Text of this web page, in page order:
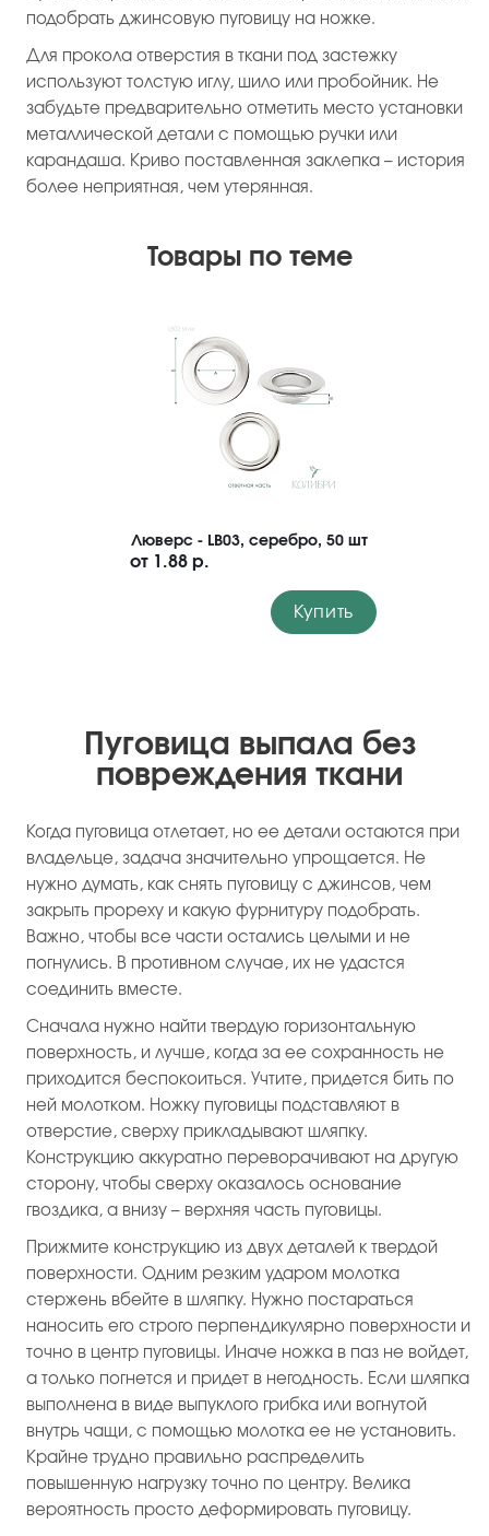
подобрать джинсовую пуговицу на ножке.
Для прокола отверстия в ткани под застежку
используют толстую иглу, шило или пробойник. Не
забудьте предварительно отметить место установки
металлической детали с помощью ручки или
карандаша. Криво поставленная заклепка – история
более неприятная, чем утерянная.
Товары по теме
Люверс - LB03, серебро, 50 шт
от 1.88 р.
Купить
Пуговица выпала без
повреждения ткани
Когда пуговица отлетает, но ее детали остаются при
владельце, задача значительно упрощается. Не
нужно думать, как снять пуговицу с джинсов, чем
закрыть прореху и какую фурнитуру подобрать.
Важно, чтобы все части остались целыми и не
погнулись. В противном случае, их не удастся
соединить вместе.
Сначала нужно найти твердую горизонтальную
поверхность, и лучше, когда за ее сохранность не
приходится беспокоиться. Учтите, придется бить по
ней молотком. Ножку пуговицы подставляют в
отверстие, сверху прикладывают шляпку.
Конструкцию аккуратно переворачивают на другую
сторону, чтобы сверху оказалось основание
гвоздика, а внизу – верхняя часть пуговицы.
Прижмите конструкцию из двух деталей к твердой
поверхности. Одним резким ударом молотка
стержень вбейте в шляпку. Нужно постараться
наносить его строго перпендикулярно поверхности и
точно в центр пуговицы. Иначе ножка в паз не войдет,
а только погнется и придет в негодность. Если шляпка
выполнена в виде выпуклого грибка или вогнутой
внутрь чащи, с помощью молотка ее не установить.
Крайне трудно правильно распределить
повышенную нагрузку точно по центру. Велика
вероятность просто деформировать пуговицу.